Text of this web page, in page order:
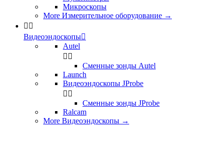
Микроскопы
More Измерительное оборудование →
 
Видеоэндоскопы
Autel
 
Сменные зонды Autel
Launch
Видеоэндоскопы JProbe
 
Сменные зонды JProbe
Ralcam
More Видеоэндоскопы →